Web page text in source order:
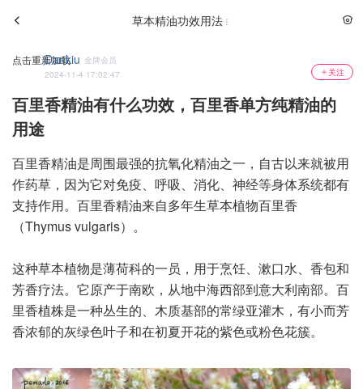
草本精油功效用法
点击重新加载
Dankiu 金牌会员
2024-11-4 17:02:47
关注
百里香精油有什么功效，百里香单方纯精油的
用途
百里香精油是周围最强的抗氧化精油之一，自古以来就被用
作药草，因为它对免疫、呼吸、消化、神经等身体系统都有
支持作用。百里香精油来自多年生草本植物百里香
（Thymus vulgaris）。
这种草本植物是薄荷科的一员，用于烹饪、漱口水、香包和
芳香疗法。它原产于南欧，从地中海西部到意大利南部。百
里香植株是一种丛生的、木质基部的常绿亚灌木，有小而芳
香浓郁的灰绿色叶子和在初夏开花的紫色或粉色花簇。